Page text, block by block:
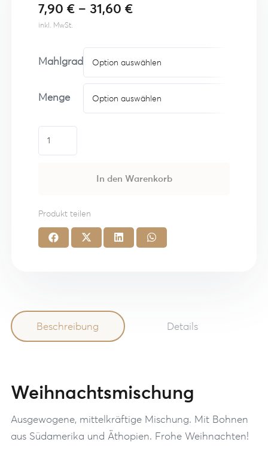
7,90€ –31,60€
inkl. MwSt.
Mahlgrad
Menge
In den Warenkorb
Produkt teilen
Beschreibung Details
Weihnachtsmischung
Ausgewogene, mittelkräftige Mischung. Mit Bohnen
aus Südamerika und Äthopien. Frohe Weihnachten!